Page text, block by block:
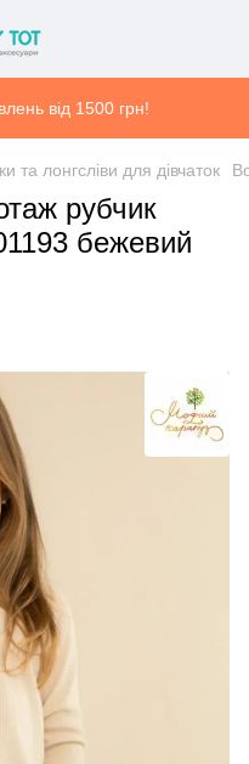
від 1500 грн!
та лонгсліви для дівчаток
рубчик
бежевий